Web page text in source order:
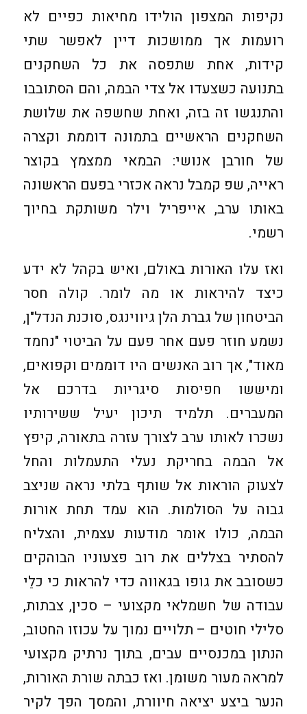
נקיפות המצפון הולידו מחיאות כפיים לא
רועמות אך ממושכות דיין לאפשר שתי
קידות, אחת שתפסה את כל השחקנים
בתנועה כשצעדו אל צדי הבמה, והם הסתובבו
והתנגשו זה בזה, ואחת שחשפה את שלושת
השחקנים הראשיים בתמונה דוממת וקצרה
של חורבן אנושי: הבמאי ממצמץ בקוצר
ראייה, שפ קמבל נראה אכזרי בפעם הראשונה
באותו ערב, אייפריל וילר משותקת בחיוך
רשמי.
ואז עלו האורות באולם, ואיש בקהל לא ידע
כיצד להיראות או מה לומר. קולה חסר
הביטחון של גברת הלן גיווינגס, סוכנת הנדל"ן,
נשמע חוזר פעם אחר פעם על הביטוי "נחמד
מאוד", אך רוב האנשים היו דוממים וקפואים,
ומיששו חפיסות סיגריות בדרכם אל
המעברים. תלמיד תיכון יעיל ששירותיו
נשכרו לאותו ערב לצורך עזרה בתאורה, קיפץ
אל הבמה בחריקת נעלי התעמלות והחל
לצעוק הוראות אל שותף בלתי נראה שניצב
גבוה על הסולמות. הוא עמד תחת אורות
הבמה, כולו אומר מודעות עצמית, והצליח
להסתיר בצללים את רוב פצעוניו הבוהקים
כשסובב את גופו בגאווה כדי להראות כי כלֵי
עבודה של חשמלאי מקצועי – סכין, צבתות,
סלילי חוטים – תלויים נמוך על עכוזו החטוב,
הנתון במכנסיים עבים, בתוך נרתיק מקצועי
למראה מעור משומן. ואז כבתה שורת האורות,
הנער ביצע יציאה חיוורת, והמסך הפך לקיר